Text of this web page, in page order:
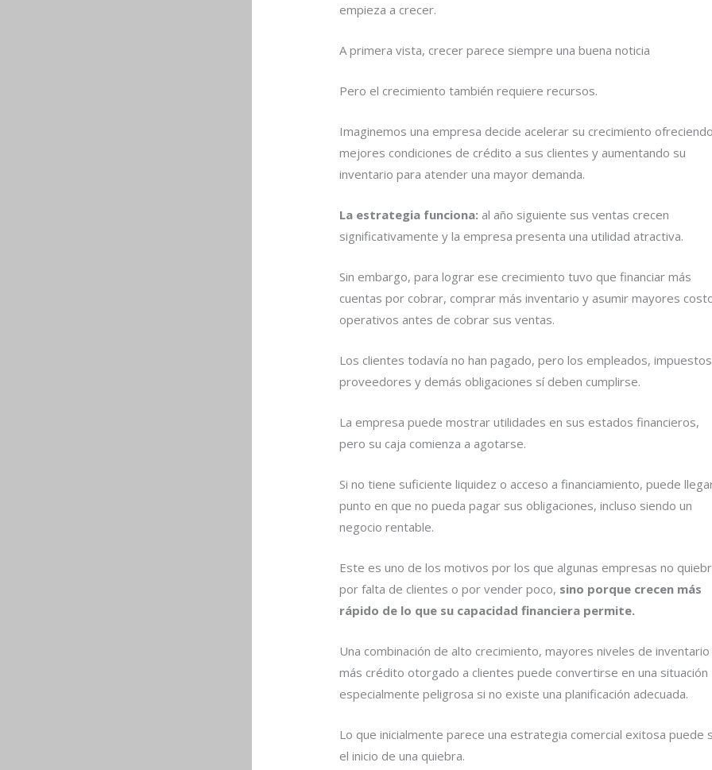
empieza a crecer.
A primera vista, crecer parece siempre una buena noticia
Pero el crecimiento también requiere recursos.
Imaginemos una empresa decide acelerar su crecimiento
mejores condiciones de crédito a sus clientes y aumentando su
inventario para atender una mayor demanda.
La estrategia funciona: al año siguiente sus ventas crecen
significativamente y la empresa presenta una utilidad atractiva.
Sin embargo, para lograr ese crecimiento tuvo que financiar más
cuentas por cobrar, comprar más inventario y asumir mayores
operativos antes de cobrar sus ventas.
Los clientes todavía no han pagado, pero los empleados,
proveedores y demás obligaciones sí deben cumplirse.
La empresa puede mostrar utilidades en sus estados financieros,
pero su caja comienza a agotarse.
Si no tiene suficiente liquidez o acceso a financiamiento, puede
punto en que no pueda pagar sus obligaciones, incluso siendo un
negocio rentable.
Este es uno de los motivos por los que algunas empresas no
por falta de clientes o por vender poco, sino porque crecen más
rápido de lo que su capacidad financiera permite.
Una combinación de alto crecimiento, mayores niveles de
más crédito otorgado a clientes puede convertirse en una situación
especialmente peligrosa si no existe una planificación adecuada.
Lo que inicialmente parece una estrategia comercial exitosa puede
el inicio de una quiebra.